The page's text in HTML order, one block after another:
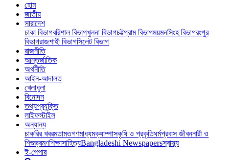
হোম
জাতীয়
সারাদেশ
ঢাকা বিভাগবরিশাল বিভাগখুলনা বিভাগচট্টগ্রাম বিভাগময়মনসিংহ বিভাগরংপুর
বিভাগরাজশাহী বিভাগসিলেট বিভাগ
রাজনীতি
আন্তর্জাতিক
অর্থনীতি
আইন-আদালত
খেলাধুলা
বিনোদন
তথ্যপ্রযুক্তি
লাইফস্টাইল
অন্যান্য
চাকরির খবরমতামতগণমাধ্যমক্যাম্পাসকৃষি ও প্রকৃতিধর্মপ্রবাস জীবননারী ও
শিশুভ্রমণশিক্ষাসাহিত্যBangladeshi Newspapersস্বাস্থ্য
ই-পেপার